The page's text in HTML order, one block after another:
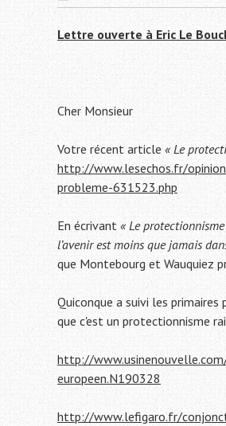
Lettre ouverte à Eric Le
Cher Monsieur
Votre récent article « Le
http://www.lesechos.fr/
probleme-631523.php
En écrivant « Le
l’avenir est moins que jamais
que Montebourg et Wauquiez
Quiconque a suivi les
que c'est un protectionnisme
http://
europeen.N190328
http://www.lefigaro.fr/